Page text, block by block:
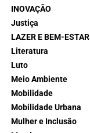
INOVAÇÃO
Justiça
LAZER E BEM-ESTAR
Literatura
Luto
Meio Ambiente
Mobilidade
Mobilidade Urbana
Mulher e Inclusão